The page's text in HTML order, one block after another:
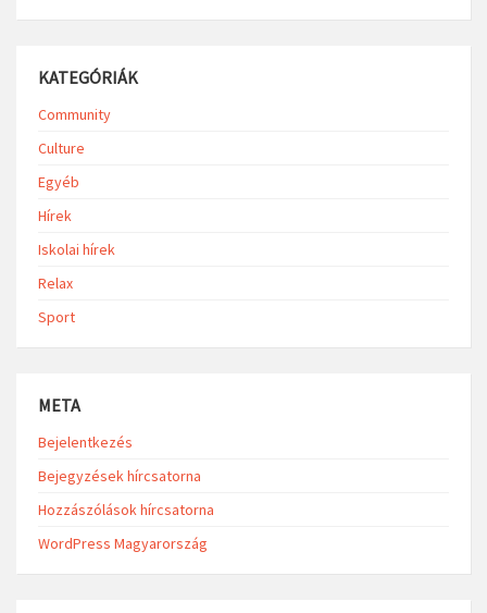
KATEGÓRIÁK
Community
Culture
Egyéb
Hírek
Iskolai hírek
Relax
Sport
META
Bejelentkezés
Bejegyzések hírcsatorna
Hozzászólások hírcsatorna
WordPress Magyarország